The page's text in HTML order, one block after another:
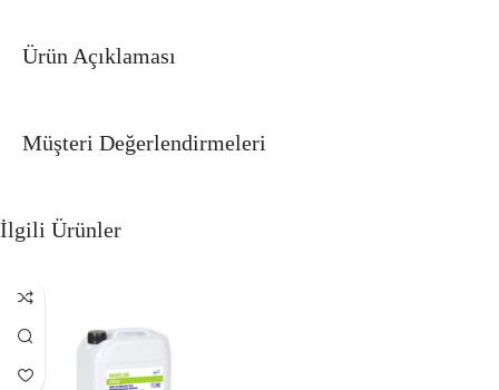
Ürün Açıklaması
Müşteri Değerlendirmeleri
İlgili Ürünler